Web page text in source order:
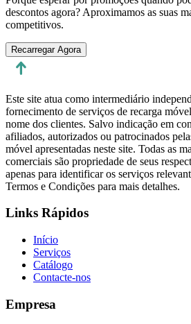
descontos agora? Aproximamos as suas
competitivos.
Recarregar Agora
Este site atua como intermediário
fornecimento de serviços de recarga
nome dos clientes. Salvo indicação em
afiliados, autorizados ou patrocinados
móvel apresentadas neste site. Todas as
comerciais são propriedade de seus
apenas para identificar os serviços
Termos e Condições para mais detalhes.
Links Rápidos
Início
Serviços
Catálogo
Contacte-nos
Empresa